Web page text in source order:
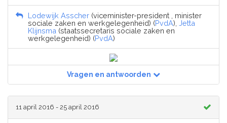
Lodewijk Asscher (viceminister-president , minister
sociale zaken en werkgelegenheid) (PvdA), Jetta
Klijnsma (staatssecretaris sociale zaken en
werkgelegenheid) (PvdA)
Vragen en antwoorden
11 april 2016 - 25 april 2016